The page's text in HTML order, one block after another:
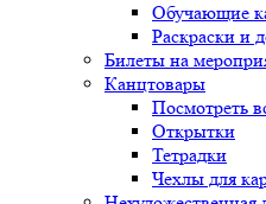
Обучающие
Раскраски и
Билеты на
Канцтовары
Посмотреть
Открытки
Тетрадки
Чехлы для